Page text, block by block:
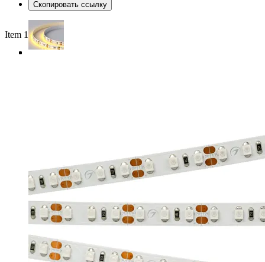
Скопировать ссылку
Item 1 of 4